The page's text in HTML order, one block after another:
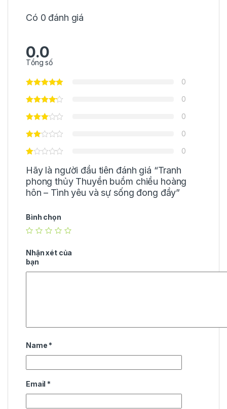
Có 0 đánh giá
0.0
Tổng số
0
0
0
0
0
Hãy là người đầu tiên đánh giá “Tranh
phong thủy Thuyền buồm chiều hoàng
hôn – Tình yêu và sự sống đong đầy”
Bình chọn
Nhận xét của
bạn
Name *
Email *